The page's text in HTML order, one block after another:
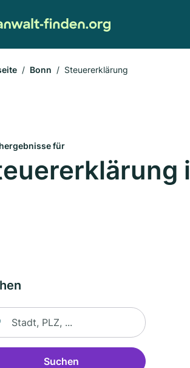
Bonn Steuererklärung
für
nach Ort
Suchen